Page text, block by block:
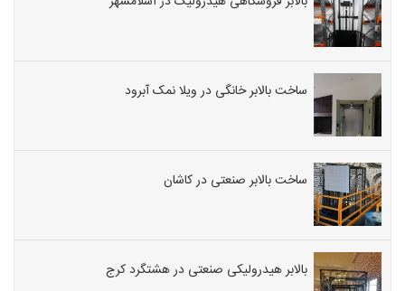
ساخت بالابر خانگی در ویلا نمک آبرود
ساخت بالابر صنعتی در کاشان
بالابر هیدرولیکی صنعتی در هشتگرد کرج